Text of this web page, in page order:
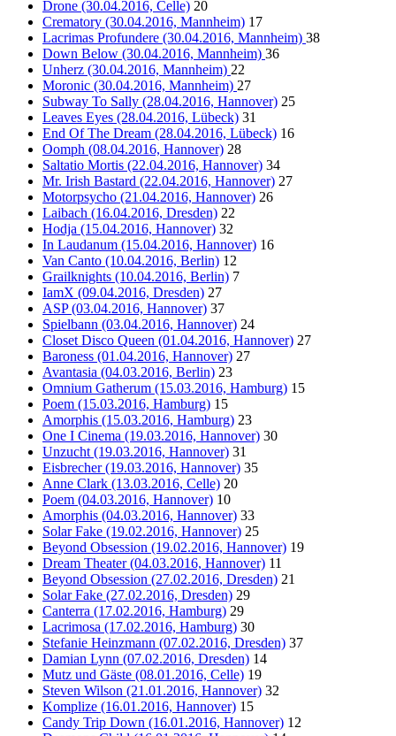
Drone (30.04.2016, Celle) 20
Crematory (30.04.2016, Mannheim) 17
Lacrimas Profundere (30.04.2016, Mannheim) 38
Down Below (30.04.2016, Mannheim) 36
Unherz (30.04.2016, Mannheim) 22
Moronic (30.04.2016, Mannheim) 27
Subway To Sally (28.04.2016, Hannover) 25
Leaves Eyes (28.04.2016, Lübeck) 31
End Of The Dream (28.04.2016, Lübeck) 16
Oomph (08.04.2016, Hannover) 28
Saltatio Mortis (22.04.2016, Hannover) 34
Mr. Irish Bastard (22.04.2016, Hannover) 27
Motorpsycho (21.04.2016, Hannover) 26
Laibach (16.04.2016, Dresden) 22
Hodja (15.04.2016, Hannover) 32
In Laudanum (15.04.2016, Hannover) 16
Van Canto (10.04.2016, Berlin) 12
Grailknights (10.04.2016, Berlin) 7
IamX (09.04.2016, Dresden) 27
ASP (03.04.2016, Hannover) 37
Spielbann (03.04.2016, Hannover) 24
Closet Disco Queen (01.04.2016, Hannover) 27
Baroness (01.04.2016, Hannover) 27
Avantasia (04.03.2016, Berlin) 23
Omnium Gatherum (15.03.2016, Hamburg) 15
Poem (15.03.2016, Hamburg) 15
Amorphis (15.03.2016, Hamburg) 23
One I Cinema (19.03.2016, Hannover) 30
Unzucht (19.03.2016, Hannover) 31
Eisbrecher (19.03.2016, Hannover) 35
Anne Clark (13.03.2016, Celle) 20
Poem (04.03.2016, Hannover) 10
Amorphis (04.03.2016, Hannover) 33
Solar Fake (19.02.2016, Hannover) 25
Beyond Obsession (19.02.2016, Hannover) 19
Dream Theater (04.03.2016, Hannover) 11
Beyond Obsession (27.02.2016, Dresden) 21
Solar Fake (27.02.2016, Dresden) 29
Canterra (17.02.2016, Hamburg) 29
Lacrimosa (17.02.2016, Hamburg) 30
Stefanie Heinzmann (07.02.2016, Dresden) 37
Damian Lynn (07.02.2016, Dresden) 14
Mutz und Gäste (08.01.2016, Celle) 19
Steven Wilson (21.01.2016, Hannover) 32
Komplize (16.01.2016, Hannover) 15
Candy Trip Down (16.01.2016, Hannover) 12